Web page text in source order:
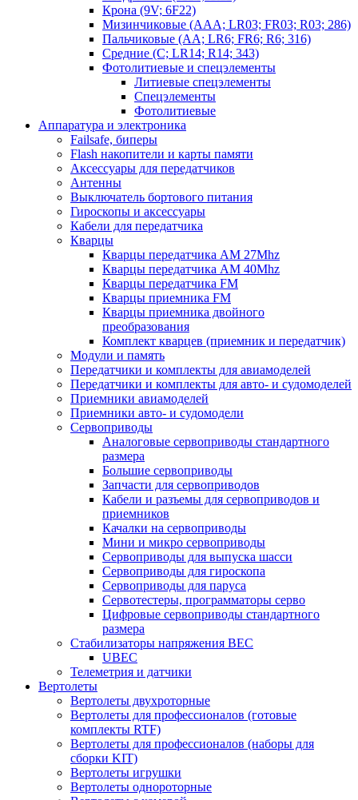
Крона (9V; 6F22)
Мизинчиковые (AAA; LR03; FR03; R03; 286)
Пальчиковые (AA; LR6; FR6; R6; 316)
Средние (C; LR14; R14; 343)
Фотолитиевые и спецэлементы
Литиевые спецэлементы
Спецэлементы
Фотолитиевые
Аппаратура и электроника
Failsafe, биперы
Flash накопители и карты памяти
Аксессуары для передатчиков
Антенны
Выключатель бортового питания
Гироскопы и аксессуары
Кабели для передатчика
Кварцы
Кварцы передатчика AM 27Mhz
Кварцы передатчика AM 40Mhz
Кварцы передатчика FM
Кварцы приемника FM
Кварцы приемника двойного
преобразования
Комплект кварцев (приемник и передатчик)
Модули и память
Передатчики и комплекты для авиамоделей
Передатчики и комплекты для авто- и судомоделей
Приемники авиамоделей
Приемники авто- и судомодели
Сервоприводы
Аналоговые сервоприводы стандартного
размера
Большие сервоприводы
Запчасти для сервоприводов
Кабели и разъемы для сервоприводов и
приемников
Качалки на сервоприводы
Мини и микро сервоприводы
Сервоприводы для выпуска шасси
Сервоприводы для гироскопа
Сервоприводы для паруса
Сервотестеры, программаторы серво
Цифровые сервоприводы стандартного
размера
Стабилизаторы напряжения BEC
UBEC
Телеметрия и датчики
Вертолеты
Вертолеты двухроторные
Вертолеты для профессионалов (готовые
комплекты RTF)
Вертолеты для профессионалов (наборы для
сборки KIT)
Вертолеты игрушки
Вертолеты однороторные